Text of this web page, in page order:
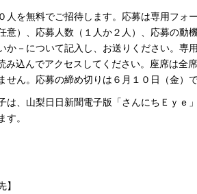
人を無料でご招待します。応募は専用フォ
意）、応募人数（１人か２人）、応募の動
か－について記入し、お送りください。専
み込んでアクセスしてください。座席は
せん。応募の締め切りは６月１０日（金）
は、山梨日日新聞電子版「さんにちＥｙｅ
す。
】